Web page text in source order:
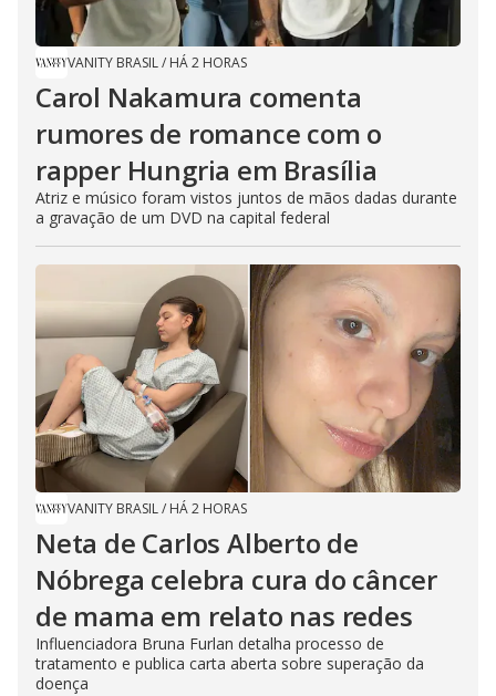
VANITY BRASIL/ HÁ 2 HORAS
Carol Nakamura comenta
rumores de romance com o
rapper Hungria em Brasília
Atriz e músico foram vistos juntos de mãos dadas durante
a gravação de um DVD na capital federal
VANITY BRASIL/ HÁ 2 HORAS
Neta de Carlos Alberto de
Nóbrega celebra cura do câncer
de mama em relato nas redes
Influenciadora Bruna Furlan detalha processo de
tratamento e publica carta aberta sobre superação da
doença